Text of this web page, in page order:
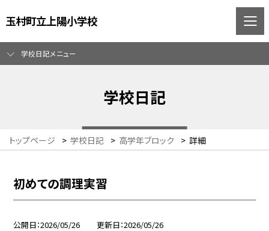
玉村町立上陽小学校
学校日記メニュー
学校日記
トップページ > 学校日記 > 高学年ブロック > 詳細
初めての調理実習
公開日 2026/05/26 更新日 2026/05/26